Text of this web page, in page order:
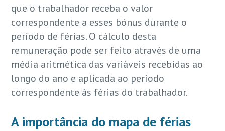
que o trabalhador receba o valor
correspondente a esses bónus durante o
período de férias. O cálculo desta
remuneração pode ser feito através de uma
média aritmética das variáveis recebidas ao
longo do ano e aplicada ao período
correspondente às férias do trabalhador.
A importância do mapa de férias